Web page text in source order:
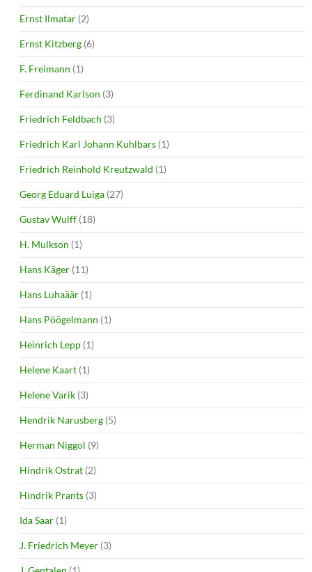
Ernst Ilmatar (2)
Ernst Kitzberg (6)
F. Freimann (1)
Ferdinand Karlson (3)
Friedrich Feldbach (3)
Friedrich Karl Johann Kuhlbars (1)
Friedrich Reinhold Kreutzwald (1)
Georg Eduard Luiga (27)
Gustav Wulff (18)
H. Mulkson (1)
Hans Käger (11)
Hans Luhaäär (1)
Hans Pöögelmann (1)
Heinrich Lepp (1)
Helene Kaart (1)
Helene Varik (3)
Hendrik Narusberg (5)
Herman Niggol (9)
Hindrik Ostrat (2)
Hindrik Prants (3)
Ida Saar (1)
J. Friedrich Meyer (3)